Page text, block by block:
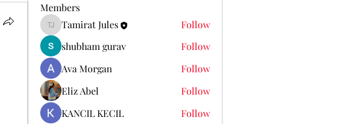
Members
Tamirat Jules
Tamirat Jules
Follow
shubham gurav
Follow
Ava Morgan
Follow
Eliz Abel
Follow
KANCIL KECIL
Follow